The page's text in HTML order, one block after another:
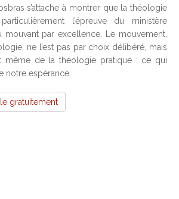
s’attache à montrer que la théologie
l’épreuve du ministère
mouvant par excellence. Le mouvement,
ne l’est pas par choix délibéré, mais
même de la théologie pratique : ce qui
notre espérance.
gratuitement